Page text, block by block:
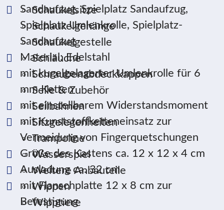
Schaukelsitze
Schaukelgehänge
Schaukelgestelle
Schläuche
Schraubenabdeckkappen
Seile & Zubehör
Seilbahnen
Sitzgelegenheiten
Trampoline
Wasserspiel
Weitere Anbauteile
Wippen
Wipptiere
Sandaufzug, Spielplatz Sandaufzug,
Spielplatz Umlenkrolle, Spielplatz-
Sandaufzug
Material: Edelstahl
mit kugelgelagerter Umlenkrolle für 6
mm Ketten
mit einstellbarem Widerstandsmoment
mit Kunststoffketteneinsatz zur
Vermeidung von Fingerquetschungen
Größe des Kastens ca. 12 x 12 x 4 cm
Ausladung ca. 32 cm
mit Flanschplatte 12 x 8 cm zur
Befestigung